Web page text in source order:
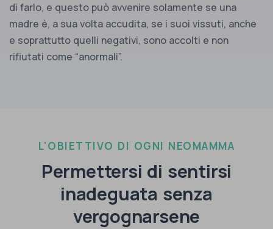
di farlo, e questo può avvenire solamente se una
madre è, a sua volta accudita, se i suoi vissuti, anche
e soprattutto quelli negativi, sono accolti e non
rifiutati come “anormali”.
L'OBIETTIVO DI OGNI NEOMAMMA
Permettersi di sentirsi
inadeguata senza
vergognarsene